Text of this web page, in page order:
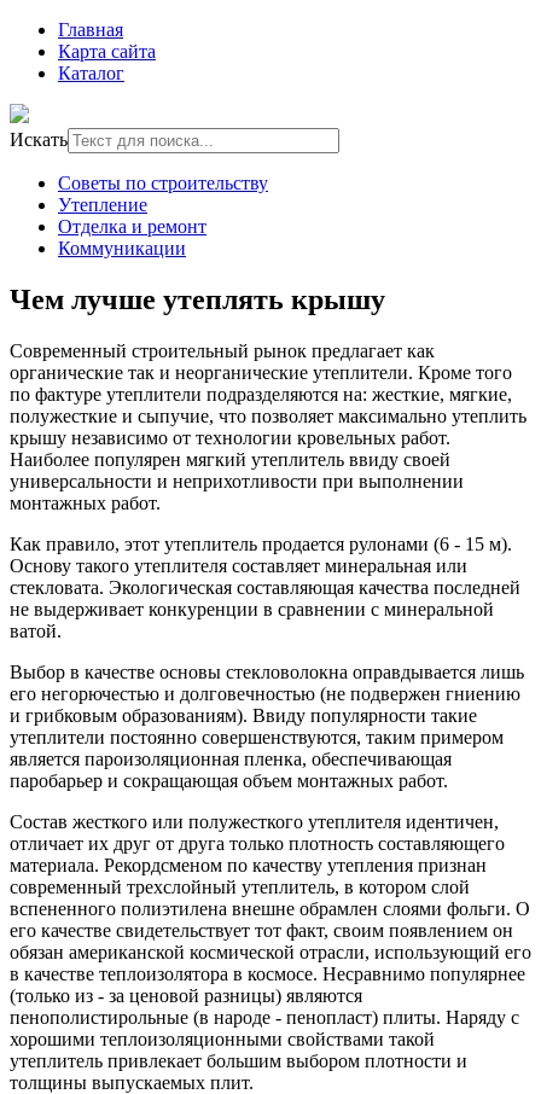
Главная
Карта сайта
Каталог
Искать
Советы по строительству
Утепление
Отделка и ремонт
Коммуникации
Чем лучше утеплять крышу
Современный строительный рынок предлагает как
органические так и неорганические утеплители. Кроме того
по фактуре утеплители подразделяются на: жесткие, мягкие,
полужесткие и сыпучие, что позволяет максимально утеплить
крышу независимо от технологии кровельных работ.
Наиболее популярен мягкий утеплитель ввиду своей
универсальности и неприхотливости при выполнении
монтажных работ.
Как правило, этот утеплитель продается рулонами (6 - 15 м).
Основу такого утеплителя составляет минеральная или
стекловата. Экологическая составляющая качества последней
не выдерживает конкуренции в сравнении с минеральной
ватой.
Выбор в качестве основы стекловолокна оправдывается лишь
его негорючестью и долговечностью (не подвержен гниению
и грибковым образованиям). Ввиду популярности такие
утеплители постоянно совершенствуются, таким примером
является пароизоляционная пленка, обеспечивающая
паробарьер и сокращающая объем монтажных работ.
Состав жесткого или полужесткого утеплителя идентичен,
отличает их друг от друга только плотность составляющего
материала. Рекордсменом по качеству утепления признан
современный трехслойный утеплитель, в котором слой
вспененного полиэтилена внешне обрамлен слоями фольги. О
его качестве свидетельствует тот факт, своим появлением он
обязан американской космической отрасли, использующий его
в качестве теплоизолятора в космосе. Несравнимо популярнее
(только из - за ценовой разницы) являются
пенополистирольные (в народе - пенопласт) плиты. Наряду с
хорошими теплоизоляционными свойствами такой
утеплитель привлекает большим выбором плотности и
толщины выпускаемых плит.